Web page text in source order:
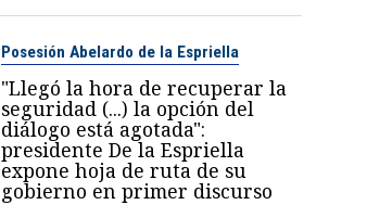
Posesión Abelardo de la Espriella
"Llegó la hora de recuperar la
seguridad (...) la opción del
diálogo está agotada":
presidente De la Espriella
expone hoja de ruta de su
gobierno en primer discurso